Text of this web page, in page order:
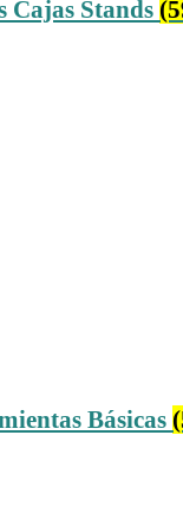
Cajas Stands
Básicas